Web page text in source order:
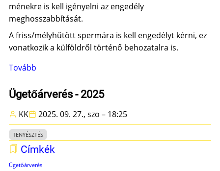
ménekre is kell igényelni az engedély
meghosszabbítását.
A friss/mélyhűtött spermára is kell engedélyt kérni, ez
vonatkozik a külföldről történő behozatalra is.
Tovább
igénylése)
Ügetőárverés - 2025
KK 2025. 09. 27., szo – 18:25
TENYÉSZTÉS
Címkék
Ügetőárverés